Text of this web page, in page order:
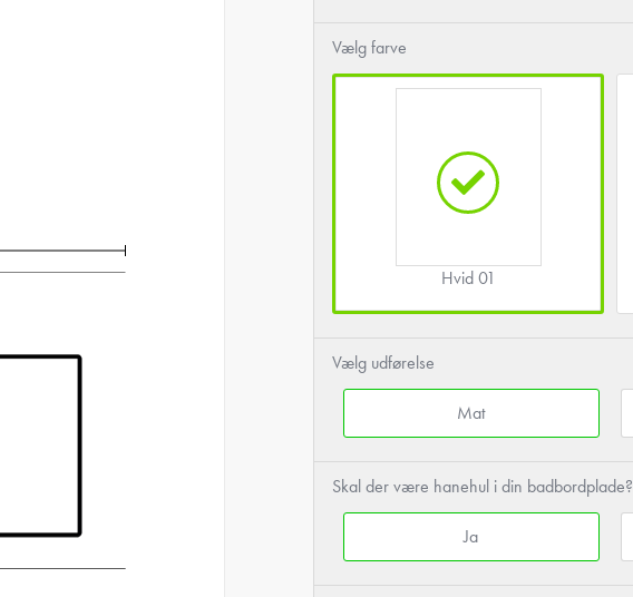
Vælg farve
Hvid 01
Vælg udførelse
Mat
Skal der være hanehul i din badbordplade?
Ja